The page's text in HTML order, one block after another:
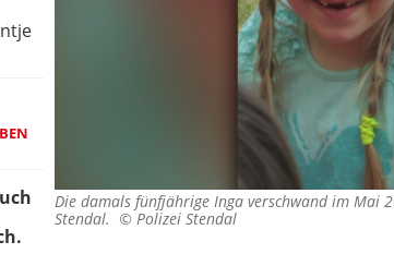
Die damals fünfjährige Inga verschwand im Mai
Stendal. © Polizei Stendal